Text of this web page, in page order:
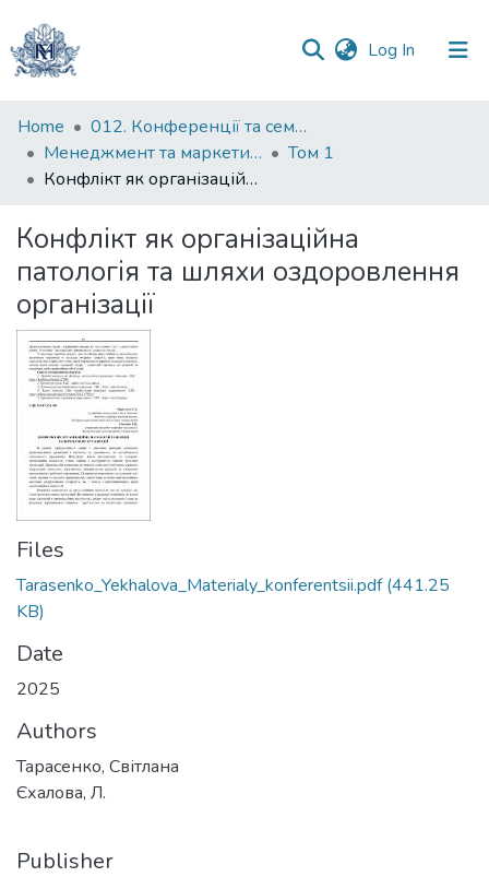
Log In (current)
Communities
&
Collections
Statistics
Home
012. Конференції та семінари НаУКМА
Менеджмент та маркетинг як фактори розвитку бізнесу : матеріали III Міжнародної науково-практичної конференції 23-24 квітня 2025 р.
Том 1
Конфлікт як організаційна патологія та шляхи оздоровлення організації
Конфлікт як організаційна
патологія та шляхи оздоровлення
організації
Files
Tarasenko_Yekhalova_Materialy_konferentsii.pdf(441.25
KB)
Date
2025
Authors
Тарасенко, Світлана
Єхалова, Л.
Publisher